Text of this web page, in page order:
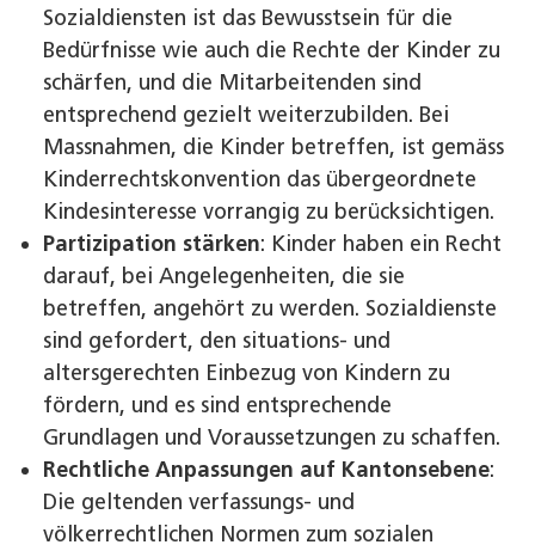
Sozialdiensten ist das Bewusstsein für die
Bedürfnisse wie auch die Rechte der Kinder zu
schärfen, und die Mitarbeitenden sind
entsprechend gezielt weiterzubilden. Bei
Massnahmen, die Kinder betreffen, ist gemäss
Kinderrechtskonvention das übergeordnete
Kindesinteresse vorrangig zu berücksichtigen.
Partizipation stärken: Kinder haben ein Recht
darauf, bei Angelegenheiten, die sie
betreffen, angehört zu werden. Sozialdienste
sind gefordert, den situations- und
altersgerechten Einbezug von Kindern zu
fördern, und es sind entsprechende
Grundlagen und Voraussetzungen zu schaffen.
Rechtliche Anpassungen auf Kantonsebene:
Die geltenden verfassungs- und
völkerrechtlichen Normen zum sozialen